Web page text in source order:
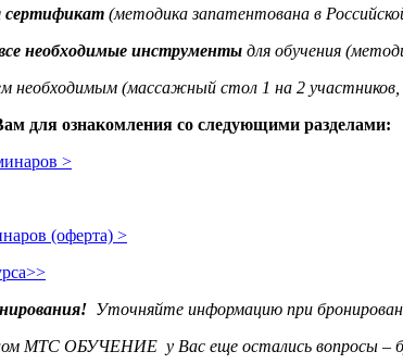
сертификат (методика запатентована в
необходимые инструменты для обучения
необходимым (массажный стол 1 на 2 участников,
для ознакомления со следующими разделами:
>
(оферта) >
Уточняйте информацию при
MTC ОБУЧЕНИЕ у Вас еще остались вопросы –